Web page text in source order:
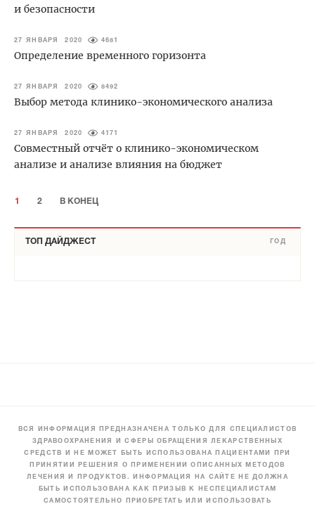
и безопасности
27 ЯНВАРЯ 2020 4681
Определение временного горизонта
27 ЯНВАРЯ 2020 8492
Выбор метода клинико-экономического анализа
27 ЯНВАРЯ 2020 4171
Совместный отчёт о клинико-экономическом
анализе и анализе влияния на бюджет
1 2 В КОНЕЦ
ТОП ДАЙДЖЕСТ ГОД
ВСЯ ИНФОРМАЦИЯ ПРЕДНАЗНАЧЕНА ТОЛЬКО ДЛЯ СПЕЦИАЛИСТОВ
ЗДРАВООХРАНЕНИЯ И СФЕРЫ ОБРАЩЕНИЯ ЛЕКАРСТВЕННЫХ
СРЕДСТВ И НЕ МОЖЕТ БЫТЬ ИСПОЛЬЗОВАНА ПАЦИЕНТАМИ ПРИ
ПРИНЯТИИ РЕШЕНИЯ О ПРИМЕНЕНИИ ОПИСАННЫХ МЕТОДОВ
ЛЕЧЕНИЯ И ПРОДУКТОВ. ИНФОРМАЦИЯ НА САЙТЕ НЕ ДОЛЖНА
БЫТЬ ИСПОЛЬЗОВАНА КАК ПРИЗЫВ К НЕСПЕЦИАЛИСТАМ
САМОСТОЯТЕЛЬНО ПРИОБРЕТАТЬ ИЛИ ИСПОЛЬЗОВАТЬ